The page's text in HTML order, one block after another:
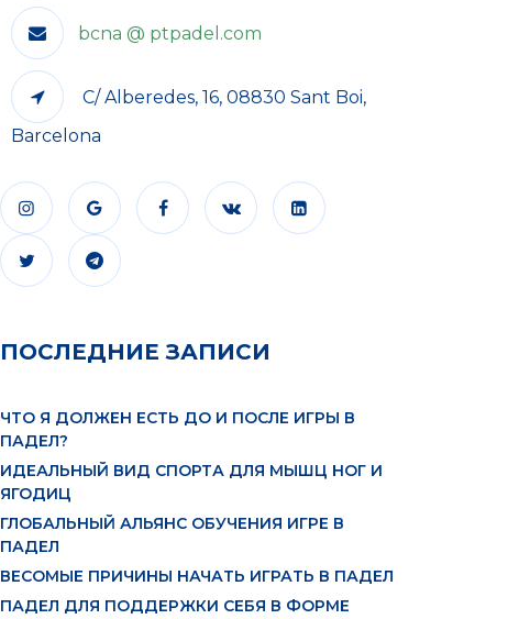
bcna @ ptpadel.com
C/ Alberedes, 16, 08830 Sant Boi,
Barcelona
ПОСЛЕДНИЕ ЗАПИСИ
ЧТО Я ДОЛЖЕН ЕСТЬ ДО И ПОСЛЕ ИГРЫ В
ПАДЕЛ?
ИДЕАЛЬНЫЙ ВИД СПОРТА ДЛЯ МЫШЦ НОГ И
ЯГОДИЦ
ГЛОБАЛЬНЫЙ АЛЬЯНС ОБУЧЕНИЯ ИГРЕ В
ПАДЕЛ
ВЕСОМЫЕ ПРИЧИНЫ НАЧАТЬ ИГРАТЬ В ПАДЕЛ
ПАДЕЛ ДЛЯ ПОДДЕРЖКИ СЕБЯ В ФОРМЕ